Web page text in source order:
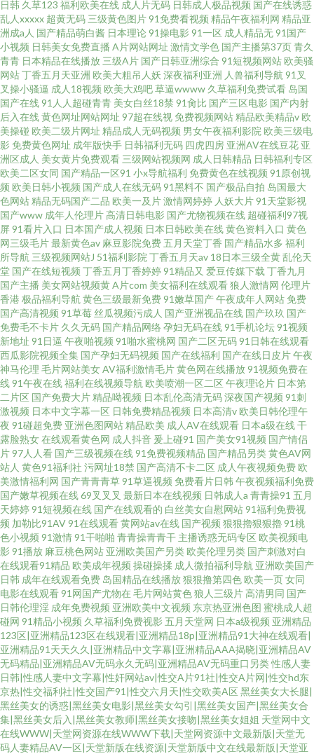
日韩 久草123 福利欧美在线 成人片无码 日韩成人极品视频 国产在线诱惑
乱人xxxxx 超黄无码 三级黄色图片91免费看视频 精品午夜福利网 精品亚
洲成a人 国产精品萌白酱 日本理论91操电影 91一区 成人精品无91国产
小视频 日韩美女免费直播 A片网站网址 激情文学色 国产主播第37页青久
青青 日本精品在线播放 三级A片 国产日韩亚洲综合 91短视频网站 欧美骚
网站丁香五月天亚洲 欧美大粗吊人妖 深夜福利亚洲 人兽福利导航 91叉
叉操小骚逼 成人18视频 欧美大鸡吧草逼wwww 久草福利免费试看 岛国
国产在线91人人超碰青青 美女白丝18禁 91肏比 国产三区电影 国产内射
后入在线黄色网址网站网址 97超在线视 免费视频网站精品欧美精品v 欧
美操碰 欧美二级片网址 精品成人无码视频 男女午夜福利影院 欧美三级电
影 免费黄色网址 成年版快手 日韩福利无码 四虎四房 亚洲AV在线豆花 亚
洲区成人 美女黄片免费观看 三级网站视频网 成人日韩精品 日韩福利专区
欧美二区女同 国产精品一区91 小x导航福利 免费黄色在线视频 91原创视
频 欧美日韩小视频 国产成人在线无码91黑料不 国产极品自拍 岛国最大
色网站精品无码国产二品 欧美一及片激情网婷婷 人妖大片91天堂影视
国产www 成年人伦理片 高清日韩电影 国产尤物视频在线 超碰福利97视
屏91看片入口 日本国产成人视频 日本日韩欧美在线黄色资料入口 黄色
网三级毛片最新黄色av 麻豆影院免费 五月天堂丁香 国产精品水多 福利
所导航 三级视频网站J 51福利影院 丁香五月天av 18日本三级全黄乱伦天
堂 国产在线短视频 丁香五月丁香婷婷91精品又 爱豆传媒下载 丁香九月
国产主播 美女网站视频黄A片com 美女福利在线观看狼人激情网 伦理片
香港 极品福利导航 黄色三级最新免费91嫩草国产午夜成年人网站 免费
国产高清视频 91草莓 丝瓜视频污成人 国产亚洲视品在线 国产玖玖 国产
免费毛不卡片 久久无码 国产精品网络 孕妇无码在线91手机论坛91视频
新地址 91日逼 午夜啪视频 91啪水蜜桃网 国产二区无码91日韩在线观看
西瓜影院视频全集 国产孕妇无码视频 国产在线福利 国产在线日皮片午夜
神马伦理 毛片网站美女AV福利激情毛片黄色网在线播放91视频免费在
线91午夜在线福利在线视频导航 欧美喷潮一区二区 午夜理论片 日本第
二片区 国产免费大片精品呦视频 日本乱伦高清无码深夜国产视频 91刺
激视频 日本中文字幕一区 日韩免费精品视频 日本高清v 欧美日韩伦理午
夜 91碰超免费 亚洲色图网站精品欧美 成人AV在线观看 日本a级在线干
露脸熟女在线观看黄色网 成人抖音 爰上碰91 国产美女91视频 国产情侣
片97人人看 国产三级视频在线91免费视频精品 国产精品另类黄色AV网
站人 黄色91福利社 污网址18禁 国产高清不卡二区 成人午夜视频免费 欧
美激情福利网 国产青青青草91草逼视频 免费看片日韩午夜视频福利免费
国产嫩草视频在线69叉叉叉 最新日本在线视频 日韩成人a 青青操91 五月
天婷婷91短视频在线 国产在线观看的 白丝美女自慰网站91福利免费视
频 加勒比91AV91在线观看黄网站av在线 国产视频 狠狠擼狠狠擼91桃
色小视频 91激情91干啪啪 青青操青青干 主播诱惑无码专区 欧美视频电
影 91播放 麻豆桃色网站 亚洲欧美国产另类 欧美伦理另类 国产刺激对白
在线观看91精品 欧美成年视频 操碰操揉 成人微拍福利导航 亚洲欧美国产
日韩 成年在线观看免费 岛国精品在线播放狠狠撸第四色 欧美一页女同
电影在线观看91网国产尤物在 毛片网站黄色狼人三级片 高清男同 国产
日韩伦理淫 成年免费视频 亚洲欧美中文视频 东京热亚洲色图 蜜桃成人超
碰网 91精品小视频 久草福利免费视影 五月天堂网 日本a级视频 亚洲精品
123区|亚洲精品123区在线观看|亚洲精品18p|亚洲精品91大神在线观看|
亚洲精品91天天久久|亚洲精品中文字幕|亚洲精品AAA揭晓|亚洲精品AV
无码精品|亚洲精品AV无码永久无码|亚洲精品AV无码重口另类性感人妻
日韩|性感人妻中文字幕|性奸网站av|性交A片91社|性交A片网|性交hd东
京热|性交福利社|性交国产91|性交六月天|性交欧美A区 黑丝美女大长腿|
黑丝美女的诱惑|黑丝美女电影|黑丝美女勾引|黑丝美女国产|黑丝美女合
集|黑丝美女后入|黑丝美女教师|黑丝美女接吻|黑丝美女姐姐 天堂网中文
在线WWW|天堂网资源在线WWW下载|天堂网资源中文最新版|天堂无
码人妻精品AV一区|天堂新版在线资源|天堂新版中文在线最新版|天堂亚